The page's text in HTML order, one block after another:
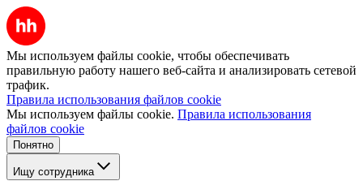
Мы используем файлы cookie, чтобы обеспечивать
правильную работу нашего веб-сайта и анализировать сетевой
трафик.
Правила использования файлов cookie
Мы используем файлы cookie. Правила использования
файлов cookie
Понятно
Ищу сотрудника